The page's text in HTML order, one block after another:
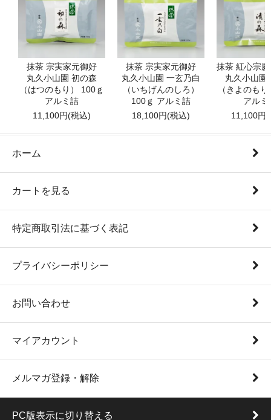
抹茶 宗実家元御好
丸久小山園 初の森
（はつのもり） 100ｇ
アルミ詰
11,100円(税込)
抹茶 宗実家元御好
丸久小山園 一玄乃白
（いちげんのしろ）
100ｇ アルミ詰
18,100円(税込)
抹茶 紅心宗
丸久小山園
（きよのも
アルミ
11,100円(
ホーム
カートを見る
特定商取引法に基づく表記
プライバシーポリシー
お問い合わせ
マイアカウント
メルマガ登録・解除
PC版表示に切り替える